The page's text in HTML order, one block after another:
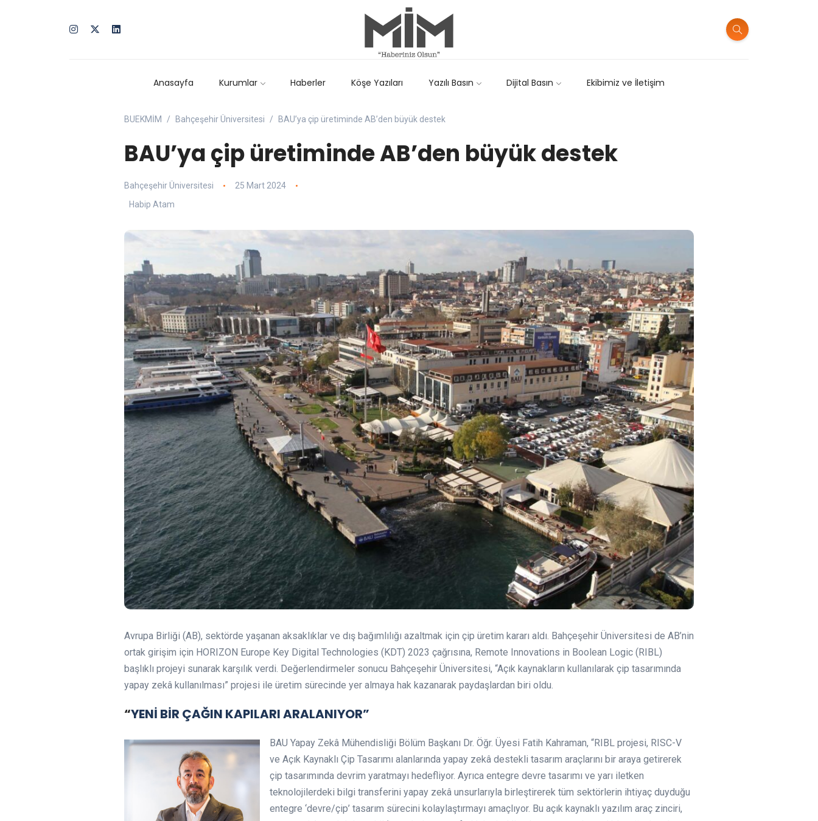
Anasayfa Kurumlar Haberler Köşe Yazıları Yazılı Basın Dijital Basın Ekibimiz ve İletişim
BUEKMİM Bahçeşehir Üniversitesi BAU’ya çip üretiminde AB’den büyük destek
BAU’ya çip üretiminde AB’den büyük destek
Bahçeşehir Üniversitesi
25 Mart 2024
Habip Atam
Avrupa Birliği (AB), sektörde yaşanan aksaklıklar ve dış bağımlılığı azaltmak için çip üretim kararı aldı. Bahçeşehir Üniversitesi de AB’nin
ortak girişim için HORIZON Europe Key Digital Technologies (KDT) 2023 çağrısına, Remote Innovations in Boolean Logic (RIBL)
başlıklı projeyi sunarak karşılık verdi. Değerlendirmeler sonucu Bahçeşehir Üniversitesi, “Açık kaynakların kullanılarak çip tasarımında
yapay zekâ kullanılması” projesi ile üretim sürecinde yer almaya hak kazanarak paydaşlardan biri oldu.
“YENİ BİR ÇAĞIN KAPILARI ARALANIYOR”
BAU Yapay Zekâ Mühendisliği Bölüm Başkanı Dr. Öğr. Üyesi Fatih Kahraman, “RIBL projesi, RISC-V
ve Açık Kaynaklı Çip Tasarımı alanlarında yapay zekâ destekli tasarım araçlarını bir araya getirerek
çip tasarımında devrim yaratmayı hedefliyor. Ayrıca entegre devre tasarımı ve yarı iletken
teknolojilerdeki bilgi transferini yapay zekâ unsurlarıyla birleştirerek tüm sektörlerin ihtiyaç duyduğu
entegre ‘devre/çip’ tasarım sürecini kolaylaştırmayı amaçlıyor. Bu açık kaynaklı yazılım araç zinciri,